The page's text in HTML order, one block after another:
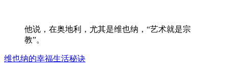
他说，在奥地利，尤其是维也纳，“艺术就是宗
教”。
维也纳的幸福生活秘诀